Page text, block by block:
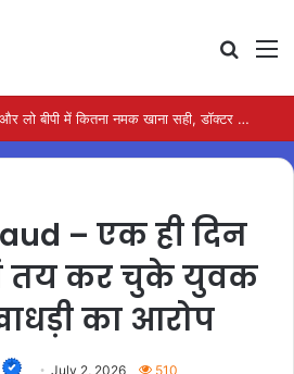
BloodPressure – हाई और लो बीपी में कितना नमक खाना सही, डॉक्टर ने बताया सुरक्षित मात्रा…
– एक ही दिन
तय कर चुके युवक
का आरोप
July 2, 2026 510